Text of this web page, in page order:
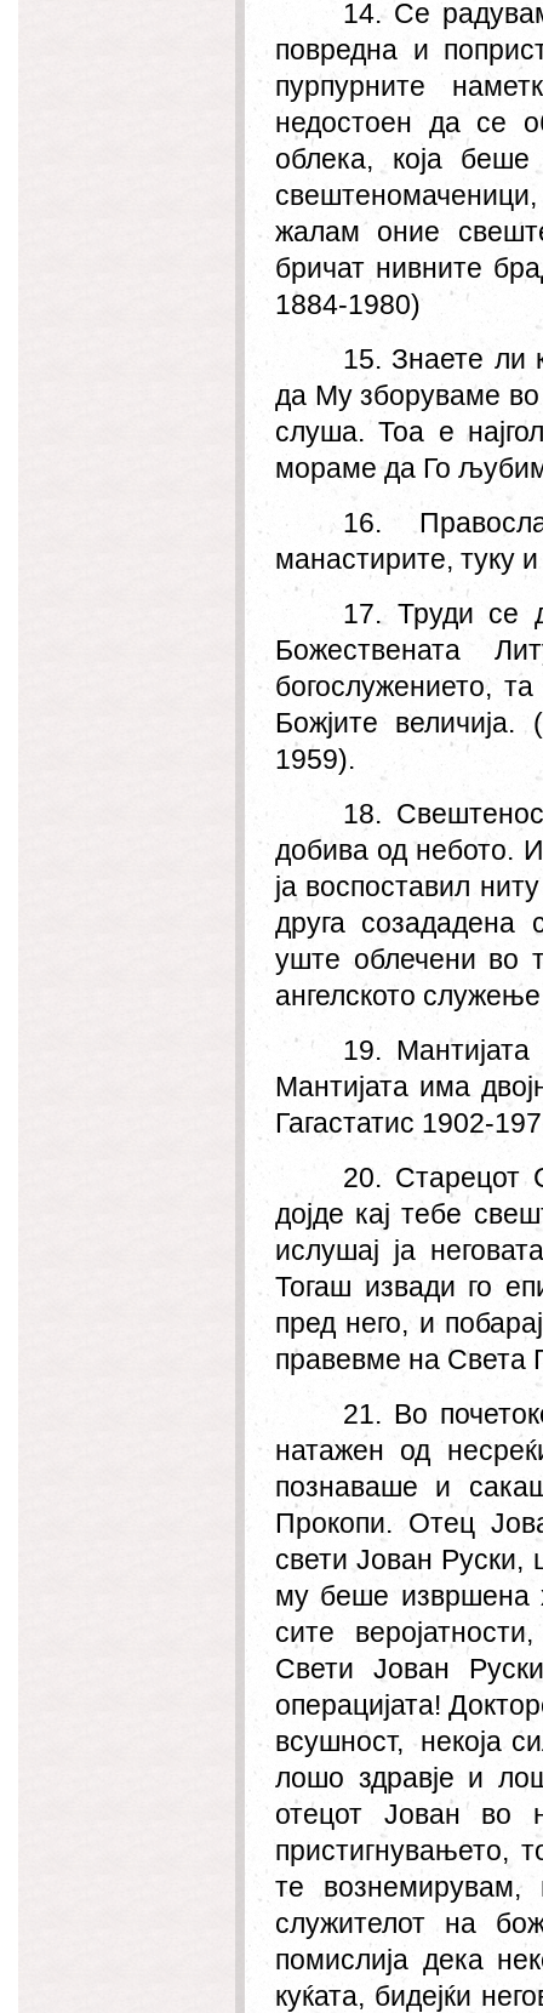
14. Се
повредна и
пурпурните
недостоен да се
облека, која
жалам оние
бричат нивните
1884-1980)
15. Знаете ли
да Му зборуваме во
слуша. Тоа е
мораме да Го
16.
манастирите, туку
17. Труди се
Божествената
богослужението,
Божјите
1959).
18.
добива од небото.
ја воспоставил
друга созададена
уште облечени во
ангелското
19.
Мантијата има
Гагастатис 1902-
20. Старецот
дојде кај тебе
ислушај ја
Тогаш извади го
пред него, и
правевме на Света
21. Во
натажен од
познаваше и
Прокопи. Отец
свети Јован
му беше извршена
сите
Свети Јован
операцијата!
всушност,
некоја
лошо здравје и
отецот Јован во
пристигнувањето,
те
служителот на
помислија дека
куќата, бидејќи